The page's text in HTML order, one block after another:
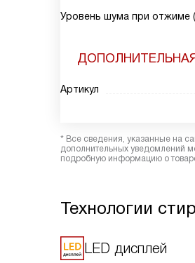
Уровень шума при отжиме
Артикул
* Все сведения, указанные на
дополнительных уведомлений
подробную информацию о
Технологии
LED дисплей